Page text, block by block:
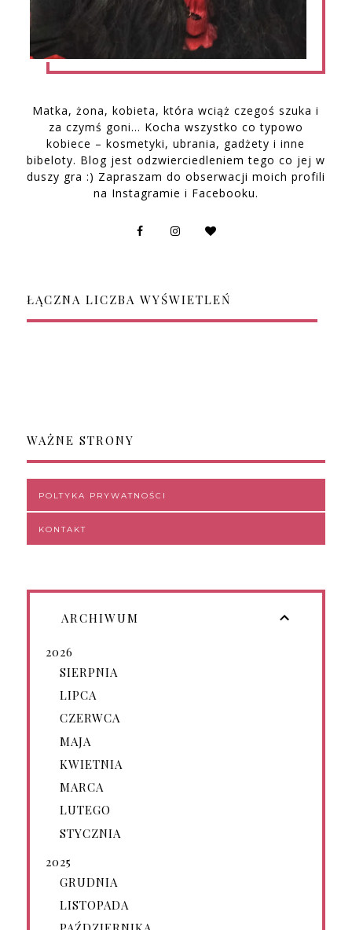
Matka, żona, kobieta, która wciąż czegoś szuka i
za czymś goni… Kocha wszystko co typowo
kobiece – kosmetyki, ubrania, gadżety i inne
bibeloty. Blog jest odzwierciedleniem tego co jej w
duszy gra :) Zapraszam do obserwacji moich profili
na Instagramie i Facebooku.
ŁĄCZNA LICZBA WYŚWIETLEŃ
WAŻNE STRONY
POLTYKA PRYWATNOŚCI
KONTAKT
ARCHIWUM
2026
SIERPNIA
LIPCA
CZERWCA
MAJA
KWIETNIA
MARCA
LUTEGO
STYCZNIA
2025
GRUDNIA
LISTOPADA